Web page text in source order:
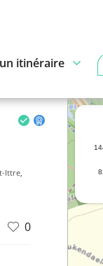
itinéraire
Ittre,
0